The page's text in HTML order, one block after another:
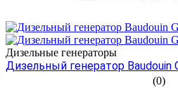
Дизельные генераторы
Дизельный генератор Baudouin
(0)